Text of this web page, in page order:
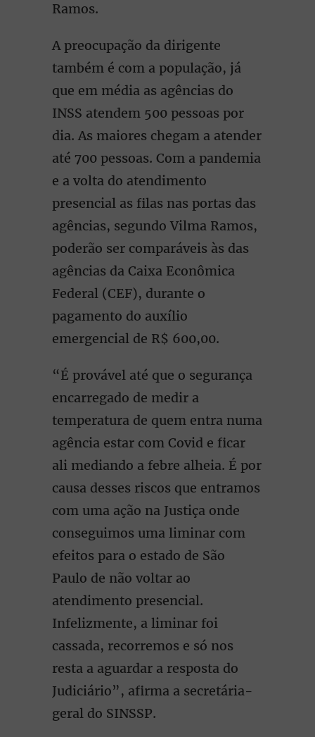
Ramos.
A preocupação da dirigente
também é com a população, já
que em média as agências do
INSS atendem 500 pessoas por
dia. As maiores chegam a atender
até 700 pessoas. Com a pandemia
e a volta do atendimento
presencial as filas nas portas das
agências, segundo Vilma Ramos,
poderão ser comparáveis às das
agências da Caixa Econômica
Federal (CEF), durante o
pagamento do auxílio
emergencial de R$ 600,00.
“É provável até que o segurança
encarregado de medir a
temperatura de quem entra numa
agência estar com Covid e ficar
ali mediando a febre alheia. É por
causa desses riscos que entramos
com uma ação na Justiça onde
conseguimos uma liminar com
efeitos para o estado de São
Paulo de não voltar ao
atendimento presencial.
Infelizmente, a liminar foi
cassada, recorremos e só nos
resta a aguardar a resposta do
Judiciário”, afirma a secretária-
geral do SINSSP.